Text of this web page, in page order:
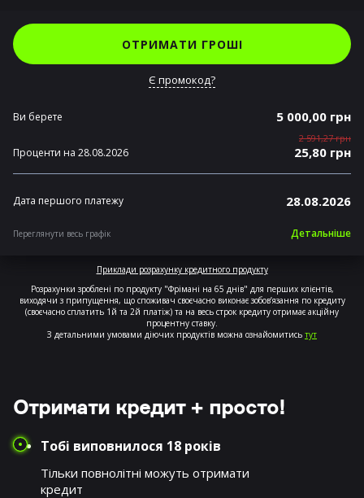
ОТРИМАТИ ГРОШІ
Є промокод?
Ви берете 5 000,00 грн
2 591,27 грн
Проценти на 28.08.2026 25,80 грн
Дата першого платежу 28.08.2026
Переглянути весь графік Детальніше
Приклади розрахунку кредитного продукту
Розрахунки зроблені по продукту "Фрімані на 65 днів" для перших клієнтів,
виходячи з припущення, що споживач своєчасно виконає зобов’язання по кредиту
(своєчасно сплатить 1й та 2й платіж) та на весь строк кредиту отримає акційну
процентну ставку.
З детальними умовами діючих продуктів можна ознайомитись тут
Отримати кредит + просто!
Тобі виповнилося 18 років
Тільки повнолітні можуть отримати
кредит